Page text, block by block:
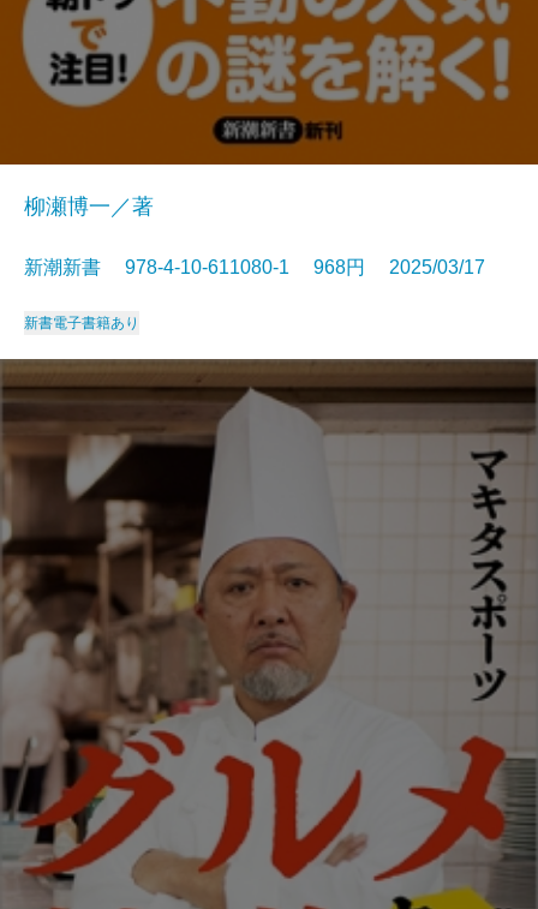
柳瀬博一／著
新潮新書 978-4-10-611080-1 968円 2025/03/17
新書電子書籍あり